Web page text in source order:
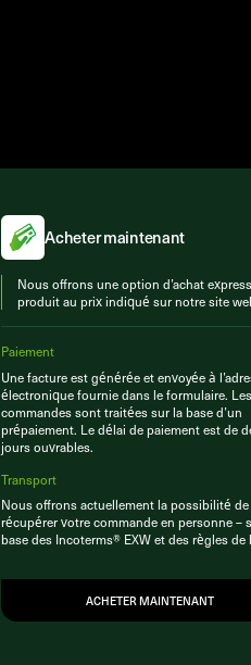
Acheter maintenant
Nous offrons une option d’achat
produit au prix indiqué sur notre site
Paiement
Une facture est générée et envoyée à
électronique fournie dans le formulaire. Les
commandes sont traitées sur la base d’un
prépaiement. Le délai de paiement est de
jours ouvrables.
Transport
Nous offrons actuellement la possibilité de
récupérer votre commande en personne –
base des Incoterms® EXW et des règles de
ACHETER MAINTENANT